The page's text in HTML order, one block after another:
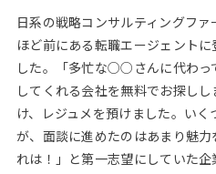
年齢と年収の相関図
MBA NETWORKING
日系の戦略コンサルティングフ
ほど前にある転職エージェント
した。「多忙な○○さんに代わっ
してくれる会社を無料でお探し
け、レジュメを預けました。い
が、面談に進めたのはあまり魅
れは！」と第一志望にしていた